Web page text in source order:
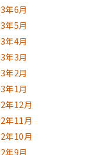
年6月
年5月
年4月
年3月
年2月
年1月
年12月
年11月
年10月
年9月